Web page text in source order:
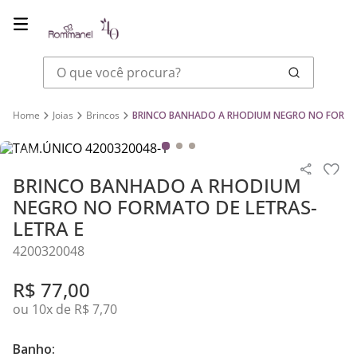
O que você procura?
Joias Brincos BRINCO BANHADO A RHODIUM NEGRO NO
BRINCO BANHADO A RHODIUM
NEGRO NO FORMATO DE LETRAS-
LETRA E
4200320048
R$ 77,00
ou 10x de R$ 7,70
Banho: